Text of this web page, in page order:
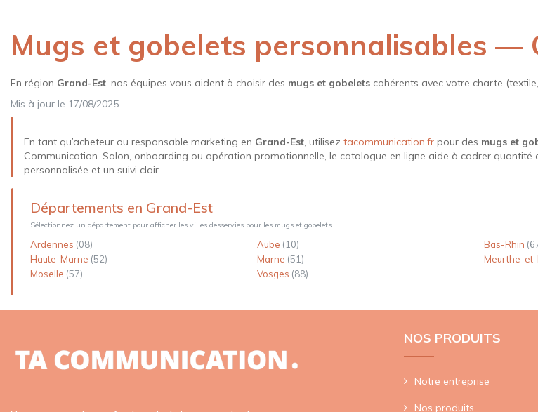
Porte-clés
Powerbanks
Agendas
Pochettes et trousses
Tote bags
Mugs et gobelets personnalisables —
En région Grand-Est, nos équipes vous aident à choisir des mugs et gobelets cohérents avec votre charte
Mis à jour le 17/08/2025
En tant qu’acheteur ou responsable marketing en Grand-Est, utilisez tacommunication.fr pour des mugs et
Communication. Salon, onboarding ou opération promotionnelle, le catalogue en ligne aide à cadrer
personnalisée et un suivi clair.
Départements en Grand-Est
Sélectionnez un département pour afficher les villes desservies pour les mugs et gobelets.
Ardennes (08) Aube (10) Bas-Rhin
Haute-Marne (52) Marne (51) Meurthe-
Moselle (57) Vosges (88)
NOS PRODUITS
Notre entreprise
Nos produits